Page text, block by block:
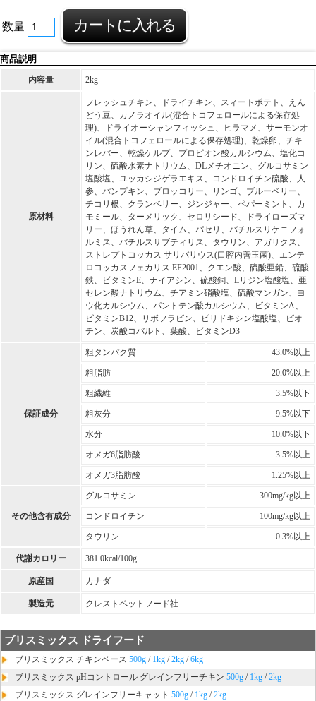
数量
商品説明
内容量 2kg
原材料
フレッシュチキン、ドライチキン、スィートポテト、えん
どう豆、カノラオイル(混合トコフェロールによる保存処
理)、ドライオーシャンフィッシュ、ヒラマメ、サーモンオ
イル(混合トコフェロールによる保存処理)、乾燥卵、チキ
ンレバー、乾燥ケルプ、プロピオン酸カルシウム、塩化コ
リン、硫酸水素ナトリウム、DLメチオニン、グルコサミン
塩酸塩、ユッカシジゲラエキス、コンドロイチン硫酸、人
参、パンプキン、ブロッコリー、リンゴ、ブルーベリー、
チコリ根、クランベリー、ジンジャー、ペパーミント、カ
モミール、ターメリック、セロリシード、ドライローズマ
リー、ほうれん草、タイム、パセリ、バチルスリケニフォ
ルミス、バチルスサブティリス、タウリン、アガリクス、
ストレプトコッカス サリバリウス(口腔内善玉菌)、エンテ
ロコッカスフェカリス EF2001、クエン酸、硫酸亜鉛、硫酸
鉄、ビタミンE、ナイアシン、硫酸銅、Lリジン塩酸塩、亜
セレン酸ナトリウム、チアミン硝酸塩、硫酸マンガン、ヨ
ウ化カルシウム、パントテン酸カルシウム、ビタミンA、
ビタミンB12、リボフラビン、ピリドキシン塩酸塩、ビオ
チン、炭酸コバルト、葉酸、ビタミンD3
保証成分
粗タンパク質 43.0%以上
粗脂肪 20.0%以上
粗繊維 3.5%以下
粗灰分 9.5%以下
水分 10.0%以下
オメガ6脂肪酸 3.5%以上
オメガ3脂肪酸 1.25%以上
その他含有成分
グルコサミン 300mg/kg以上
コンドロイチン 100mg/kg以上
タウリン 0.3%以上
代謝カロリー 381.0kcal/100g
原産国 カナダ
製造元 クレストペットフード社
ブリスミックス ドライフード
ブリスミックス チキンベース 500g / 1kg /2kg /6kg
ブリスミックス pHコントロール グレインフリーチキン 500g / 1kg /2kg
ブリスミックス グレインフリーキャット 500g / 1kg /2kg